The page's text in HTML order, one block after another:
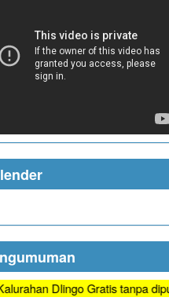
Gratis tanpa dipungut biaya